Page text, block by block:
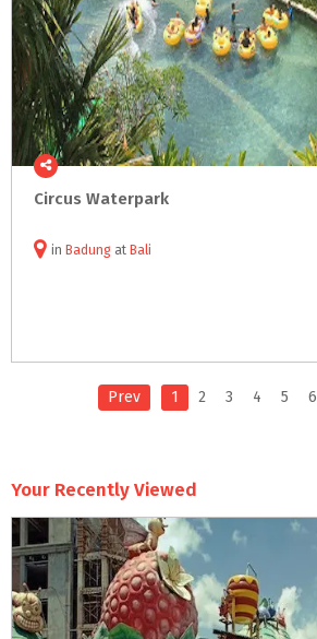
Circus Waterpark
in Badung at Bali
Prev 1 2 3 4 5 6
Your Recently Viewed